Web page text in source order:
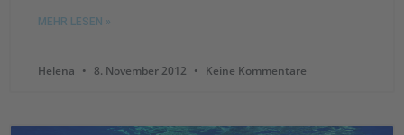
MEHR LESEN »
Helena 8. November 2012 Keine Kommentare